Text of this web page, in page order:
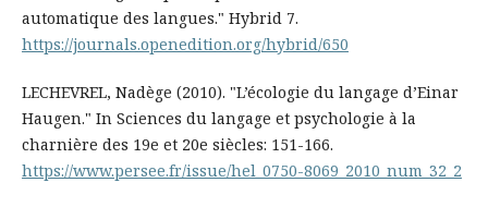
automatique des langues." Hybrid 7.
https://journals.openedition.org/hybrid/650
LECHEVREL, Nadège (2010). "L’écologie du langage d’Einar
Haugen." In Sciences du langage et psychologie à la
charnière des 19e et 20e siècles: 151-166.
https://www.persee.fr/issue/hel_0750-8069_2010_num_32_2